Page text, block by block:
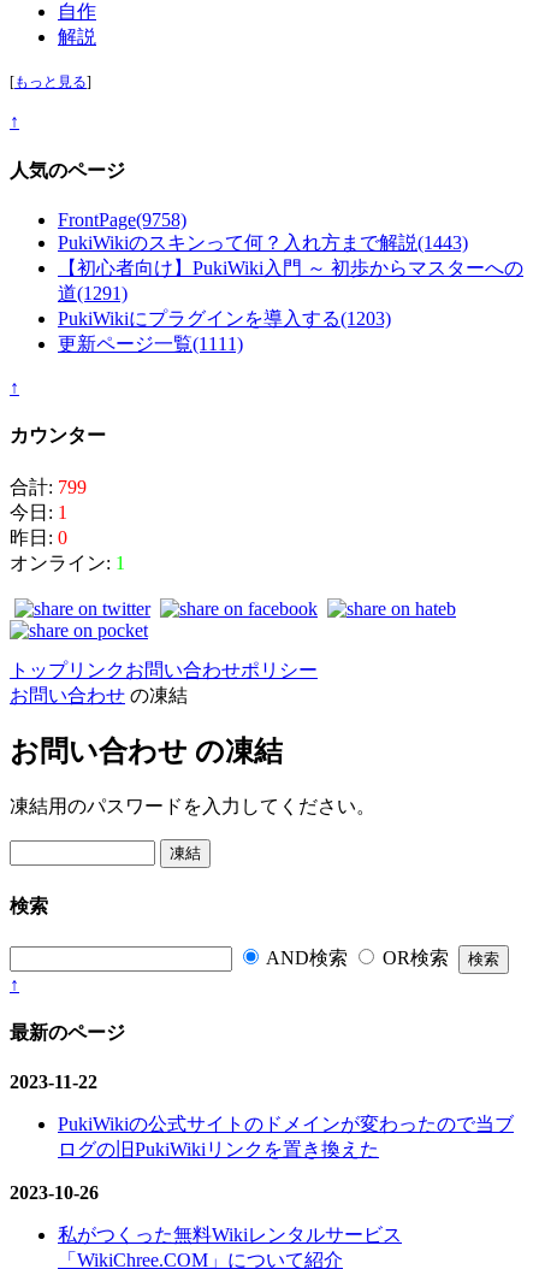
自作
解説
[もっと見る]
↑
人気のページ
FrontPage(9758)
PukiWikiのスキンって何？入れ方まで解説(1443)
【初心者向け】PukiWiki入門 ～ 初歩からマスターへの
道(1291)
PukiWikiにプラグインを導入する(1203)
更新ページ一覧(1111)
↑
カウンター
合計: 799
今日: 1
昨日: 0
オンライン: 1
トップリンクお問い合わせポリシー
お問い合わせ の凍結
お問い合わせ の凍結
凍結用のパスワードを入力してください。
検索
AND検索
OR検索
↑
最新のページ
2023-11-22
PukiWikiの公式サイトのドメインが変わったので当ブ
ログの旧PukiWikiリンクを置き換えた
2023-10-26
私がつくった無料Wikiレンタルサービス
「WikiChree.COM」について紹介